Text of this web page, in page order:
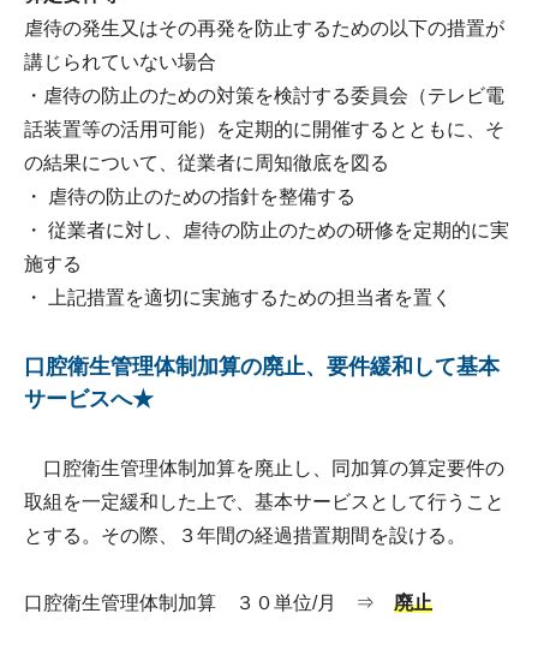
虐待の発生又はその再発を防止するための以下の措置が
講じられていない場合
・虐待の防止のための対策を検討する委員会（テレビ電
話装置等の活用可能）を定期的に開催するとともに、そ
の結果について、従業者に周知徹底を図る
・ 虐待の防止のための指針を整備する
・ 従業者に対し、虐待の防止のための研修を定期的に実
施する
・ 上記措置を適切に実施するための担当者を置く
口腔衛生管理体制加算の廃止、要件緩和して基本
サービスへ★
口腔衛生管理体制加算を廃止し、同加算の算定要件の
取組を一定緩和した上で、基本サービスとして行うこと
とする。その際、３年間の経過措置期間を設ける。
口腔衛生管理体制加算 ３０単位/月 ⇒ 廃止